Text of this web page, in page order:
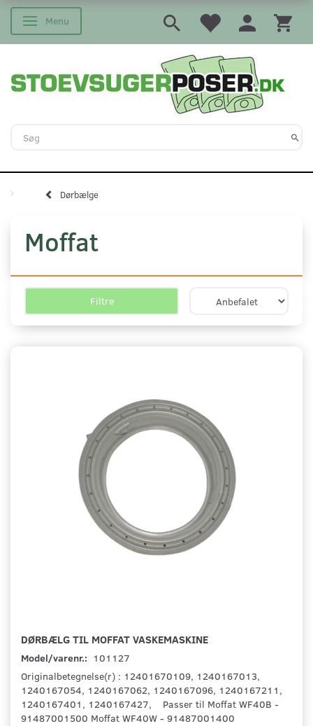
Skifte navigation
Menu
Dørbælge
Moffat
Filtre
DØRBÆLG TIL MOFFAT VASKEMASKINE
Model/varenr.: 101127
Originalbetegnelse(r) : 12401670109, 1240167013,
1240167054, 1240167062, 1240167096, 1240167211,
1240167401, 1240167427, Passer til Moffat WF40B -
91487001500 Moffat WF40W - 91487001400